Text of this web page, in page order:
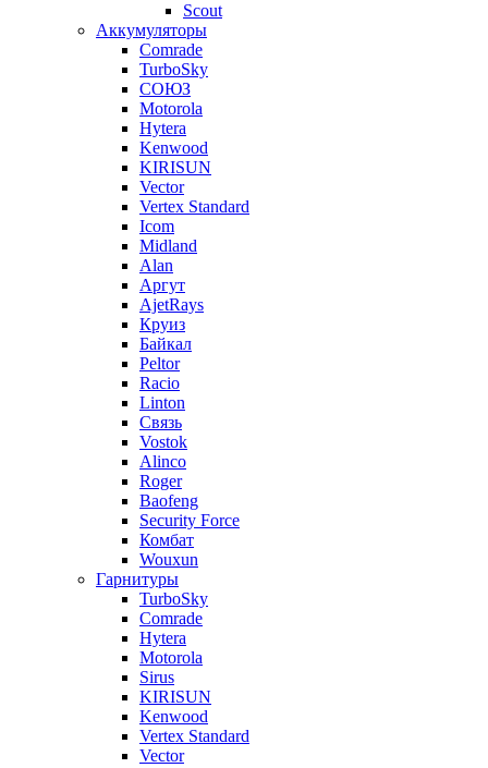
Scout
Аккумуляторы
Comrade
TurboSky
СОЮЗ
Motorola
Hytera
Kenwood
KIRISUN
Vector
Vertex Standard
Icom
Midland
Alan
Аргут
AjetRays
Круиз
Байкал
Peltor
Racio
Linton
Связь
Vostok
Alinco
Roger
Baofeng
Security Force
Комбат
Wouxun
Гарнитуры
TurboSky
Comrade
Hytera
Motorola
Sirus
KIRISUN
Kenwood
Vertex Standard
Vector